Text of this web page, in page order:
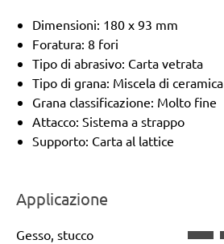
Dimensioni: 180 x 93 mm
Foratura: 8 fori
Tipo di abrasivo: Carta vetrata
Tipo di grana: Miscela di ceramica
Grana classificazione: Molto fine
Attacco: Sistema a strappo
Supporto: Carta al lattice
Applicazione
Gesso, stucco